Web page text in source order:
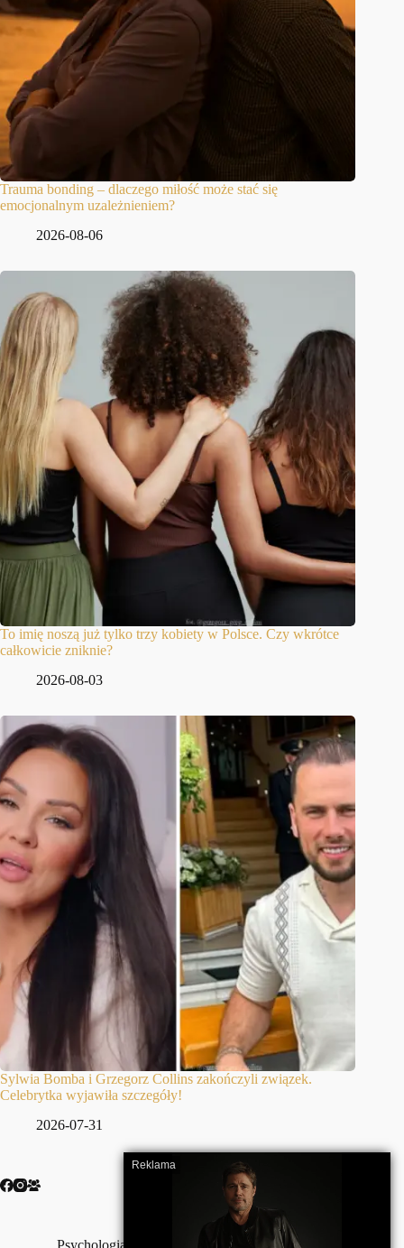
Trauma bonding – dlaczego miłość może stać się
emocjonalnym uzależnieniem?
2026-08-06
To imię noszą już tylko trzy kobiety w Polsce. Czy wkrótce
całkowicie zniknie?
2026-08-03
Sylwia Bomba i Grzegorz Collins zakończyli związek.
Celebrytka wyjawiła szczegóły!
2026-07-31